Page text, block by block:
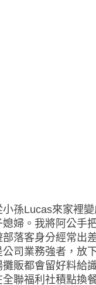
孫Lucas來家裡
媳婦。我將阿公手
落客身分經常出
司業務強者，放
販都會留好料給
聯福利社積點換